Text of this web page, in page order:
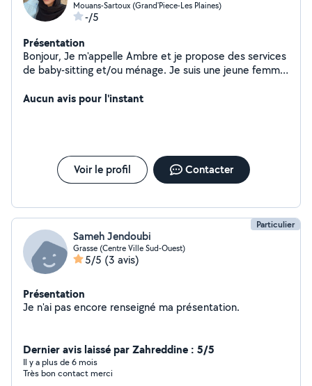
Mouans-Sartoux (Grand'Piece-Les Plaines)
-/5
Présentation
Bonjour, Je m'appelle Ambre et je propose des services
de baby-sitting et/ou ménage. Je suis une jeune femme
émotions des enfants et sait combien il est important
très à l'écoute, vous pourrez compter sur mon
dynamisme et mon dévouement pour vous épauler au
mieux. Au plaisir de vous rencontrer, Ambre
Aucun avis pour l'instant
Voir le profil Contacter
Particulier
Sameh Jendoubi
Grasse (Centre Ville Sud-Ouest)
5/5 (3 avis)
Présentation
Je n'ai pas encore renseigné ma présentation.
Dernier avis laissé par Zahreddine : 5/5
Il y a plus de 6 mois
Très bon contact merci